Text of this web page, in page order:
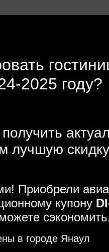
2025 году?
лучшую
Приобрели
купону
в городе Янаул